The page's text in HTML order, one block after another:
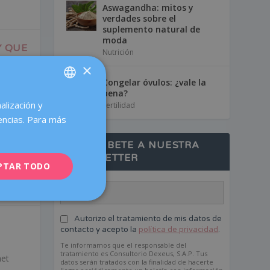
QUE
Aswagandha: mitos y
verdades sobre el
suplemento natural de
moda
Nutrición
Congelar óvulos: ¿vale la
pena?
Fertilidad
SUSCRÍBETE A NUESTRA
NEWSLETTER
Autorizo el tratamiento de mis datos de
contacto y acepto la política de privacidad.
Te informamos que el responsable del
tratamiento es Consultorio Dexeus, S.A.P. Tus
datos serán tratados con la finalidad de hacerte
CATALÀ
FRENCH
ITALIANO
ESPAÑOL
×
y
Para más
TODO